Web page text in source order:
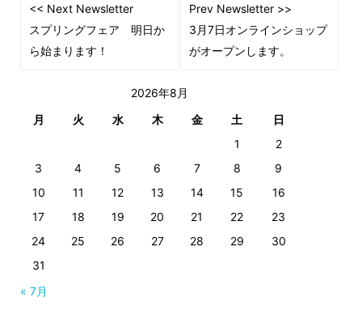
<< Next Newsletter
スプリングフェア 明日か
ら始まります！
Prev Newsletter >>
3月7日オンラインショップ
がオープンします。
2026年8月
月
火 水 木 金 土 日
« 7月
1
2
3
4 5 6 7 8
9
10
11 12 13 14 15
16
17
18 19 20 21 22
23
24
25 26 27 28 29
30
31